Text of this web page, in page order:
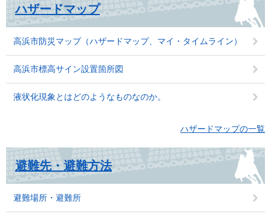
ハザードマップ
高浜市防災マップ（ハザードマップ、マイ・タイムライン）
高浜市標高サイン設置箇所図
液状化現象とはどのようなものなのか。
ハザードマップの一覧
避難先・避難方法
避難場所・避難所